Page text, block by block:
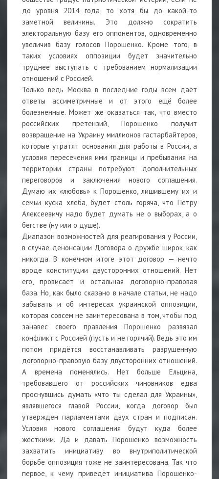
до уровня 2014 года, то хотя бы до какой-то
заметной величины. Это должно сократить
электоральную базу его оппонентов, одновременно
увеличив базу голосов Порошенко. Кроме того, в
таких условиях оппозиции будет значительно
труднее выступать с требованием нормализации
отношений с Россией.
Только ведь Москва в последние годы всем даёт
ответы ассиметричные и от этого ещё более
болезненные. Может же оказаться так, что вместо
российских претензий, Порошенко получит
возвращение на Украину миллионов гастарбайтеров,
которые утратят основания для работы в России, а
условия пересечения ими границы и пребывания на
территории страны потребуют дополнительных
переговоров и заключения нового соглашения.
Думаю их «любовь» к Порошенко, лишившему их и
семьи куска хлеба, будет столь горяча, что Петру
Алексеевичу надо будет думать не о выборах, а о
бегстве (ну или о душе).
Диапазон возможностей для реагирования у России,
в случае денонсации Договора о дружбе широк, как
никогда. В конечном итоге этот договор — нечто
вроде конституции двусторонних отношений. Нет
его, провисает и остальная договорно-правовая
база. Но, как было сказано в начале статьи, не надо
забывать и об интересах украинской оппозиции,
которая совсем не заинтересована в том, чтобы под
занавес своего правления Порошенко развязал
конфликт с Россией (пусть и не горячий). Ведь это им
потом придётся восстанавливать разрушенную
договорно-правовую базу двусторонних отношений.
А времена поменялись. Нет больше Ельцина,
требовавшего от российских чиновников едва
проснувшись думать «что ты сделал для Украины»,
являвшегося главой России, когда договор был
утвержден парламентами двух стран и подписан.
Условия нового соглашения будут куда более
жёсткими. Да и давать Порошенко возможность
захватить инициативу во внутриполитической
борьбе оппозиция тоже не заинтересована. Так что
первое, к чему приведёт инициатива Порошенко-